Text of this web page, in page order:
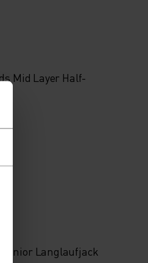
Mid Layer Half-
Junior Langlaufjack